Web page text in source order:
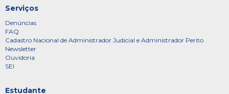
Serviços
Denúncias
FAQ
Cadastro Nacional de Administrador Judicial e Administrador Perito
Newsletter
Ouvidoria
SEI
Estudante